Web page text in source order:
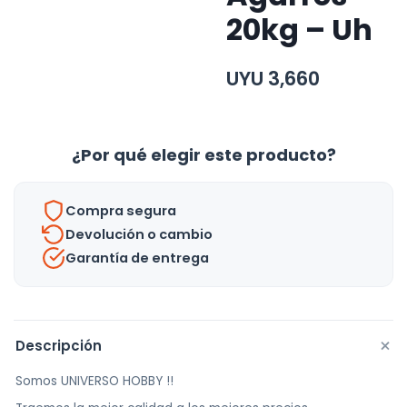
20kg – Uh
UYU 3,660
¿Por qué elegir este producto?
Compra segura
Devolución o cambio
Garantía de entrega
Descripción +
Somos UNIVERSO HOBBY !!